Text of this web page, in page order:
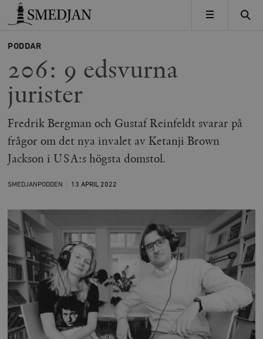
Timbro
MENY
PODDAR
206: 9 edsvurna
jurister
Fredrik Bergman och Gustaf Reinfeldt svarar på
frågor om det nya invalet av Ketanji Brown
Jackson i USA:s högsta domstol.
SMEDJANPODDEN 13 APRIL 2022